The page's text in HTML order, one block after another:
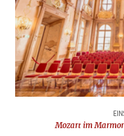
Mozart im